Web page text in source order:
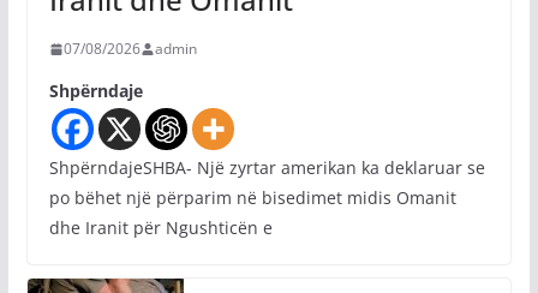
07/08/2026 admin
Shpërndaje
ShpërndajeSHBA- Një zyrtar amerikan ka deklaruar se
po bëhet një përparim në bisedimet midis Omanit
dhe Iranit për Ngushticën e